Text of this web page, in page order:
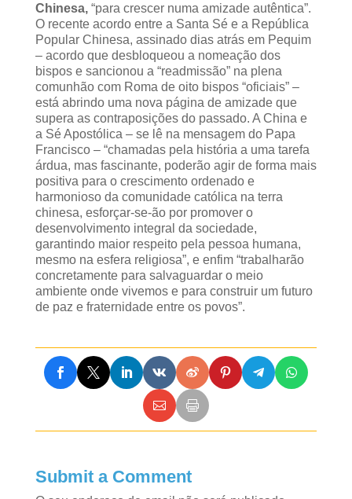
Chinesa,“para crescer numa amizade autêntica”.
O recente acordo entre a Santa Sé e a República
Popular Chinesa, assinado dias atrás em Pequim
– acordo que desbloqueou a nomeação dos
bispos e sancionou a “readmissão” na plena
comunhão com Roma de oito bispos “oficiais” –
está abrindo uma nova página de amizade que
supera as contraposições do passado. A China e
a Sé Apostólica – se lê na mensagem do Papa
Francisco – “chamadas pela história a uma tarefa
árdua, mas fascinante, poderão agir de forma mais
positiva para o crescimento ordenado e
harmonioso da comunidade católica na terra
chinesa, esforçar-se-ão por promover o
desenvolvimento integral da sociedade,
garantindo maior respeito pela pessoa humana,
mesmo na esfera religiosa”, e enfim “trabalharão
concretamente para salvaguardar o meio
ambiente onde vivemos e para construir um futuro
de paz e fraternidade entre os povos”.
Submit a Comment